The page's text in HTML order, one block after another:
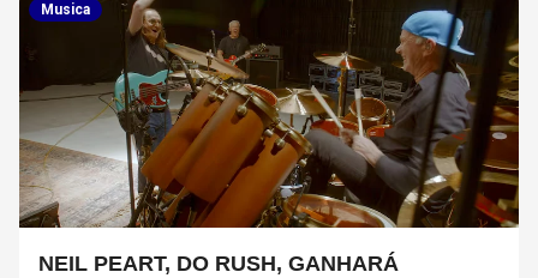
Musica
NEIL PEART, DO RUSH, GANHARÁ